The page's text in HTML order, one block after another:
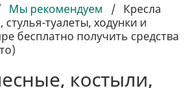
Мы рекомендуем / Кресла
туалеты, ходунки и
бесплатно получить средства
костыли,